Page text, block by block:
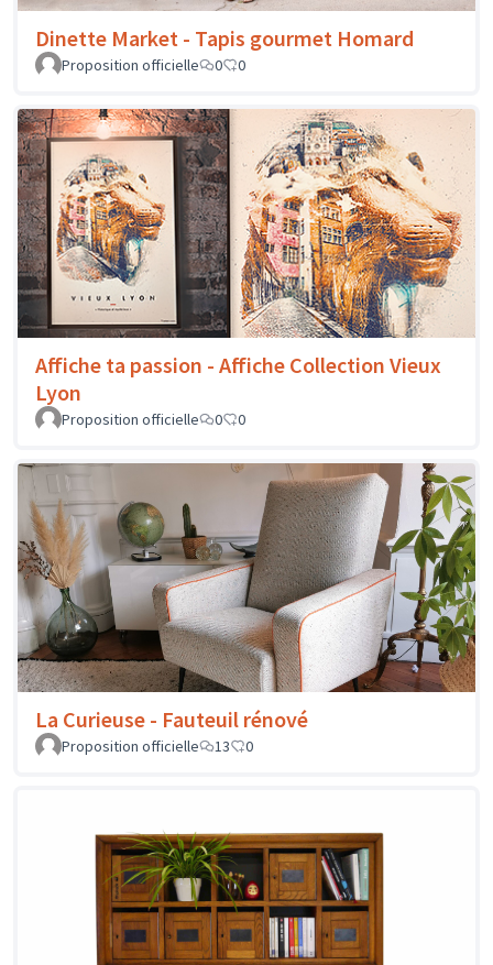
Dinette Market - Tapis gourmet Homard
Proposition officielle 0 0
Affiche ta passion - Affiche Collection Vieux
Lyon
Proposition officielle 0 0
La Curieuse - Fauteuil rénové
Proposition officielle 13 0